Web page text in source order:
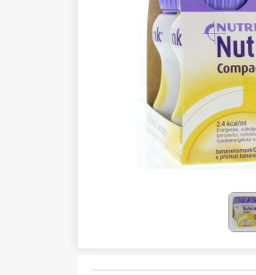
Niemowlęta i matki